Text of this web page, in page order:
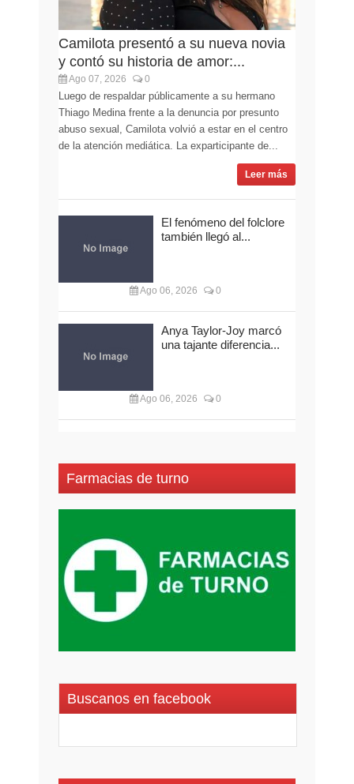
Camilota presentó a su nueva novia
y contó su historia de amor:...
Ago 07, 2026 0
Luego de respaldar públicamente a su hermano
Thiago Medina frente a la denuncia por presunto
abuso sexual, Camilota volvió a estar en el centro
de la atención mediática. La exparticipante de...
Leer más
El fenómeno del folclore
también llegó al...
Ago 06, 2026 0
Anya Taylor-Joy marcó
una tajante diferencia...
Ago 06, 2026 0
Farmacias de turno
Buscanos en facebook